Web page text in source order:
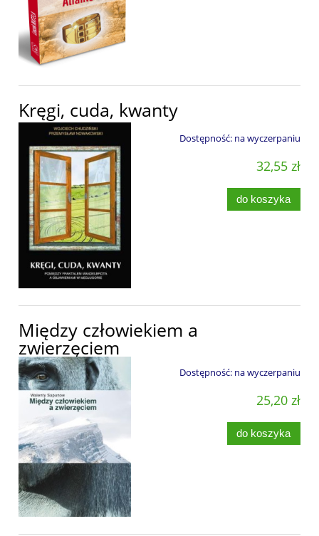
Kręgi, cuda, kwanty
Dostępność: na wyczerpaniu
32,55 zł
do koszyka
Między człowiekiem a
zwierzęciem
Dostępność: na wyczerpaniu
25,20 zł
do koszyka